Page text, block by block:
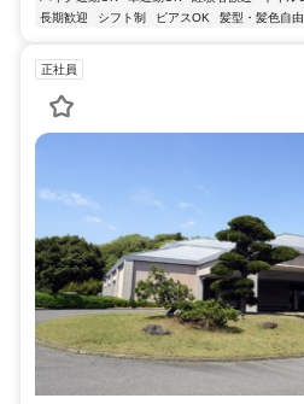
長期歓迎
シフト制 ピアスOK 髪型・髪色自由
正社員